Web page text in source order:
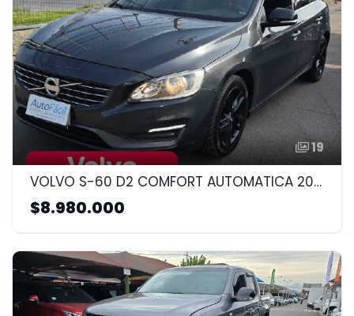
19
VOLVO S-60 D2 COMFORT AUTOMATICA 2015 2.0CC
$8.980.000